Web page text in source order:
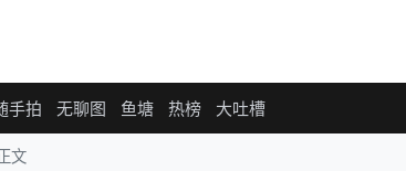
手拍 无聊图 鱼塘 热榜 大吐槽
文